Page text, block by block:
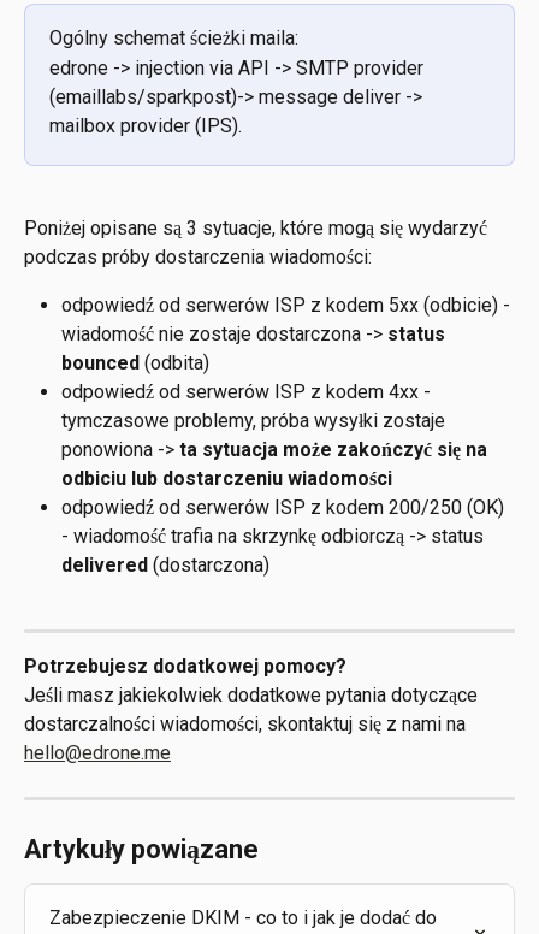
Ogólny schemat ścieżki maila:
edrone -> injection via API -> SMTP provider
(emaillabs/sparkpost)-> message deliver ->
mailbox provider (IPS).
Poniżej opisane są 3 sytuacje, które mogą się wydarzyć
podczas próby dostarczenia wiadomości:
odpowiedź od serwerów ISP z kodem 5xx (odbicie) -
wiadomość nie zostaje dostarczona -> status
bounced (odbita)
odpowiedź od serwerów ISP z kodem 4xx -
tymczasowe problemy, próba wysyłki zostaje
ponowiona -> ta sytuacja może zakończyć się na
odbiciu lub dostarczeniu wiadomości
odpowiedź od serwerów ISP z kodem 200/250 (OK)
- wiadomość trafia na skrzynkę odbiorczą -> status
delivered (dostarczona)
Potrzebujesz dodatkowej pomocy?
Jeśli masz jakiekolwiek dodatkowe pytania dotyczące
dostarczalności wiadomości, skontaktuj się z nami na
hello@edrone.me
Artykuły powiązane
Zabezpieczenie DKIM - co to i jak je dodać do